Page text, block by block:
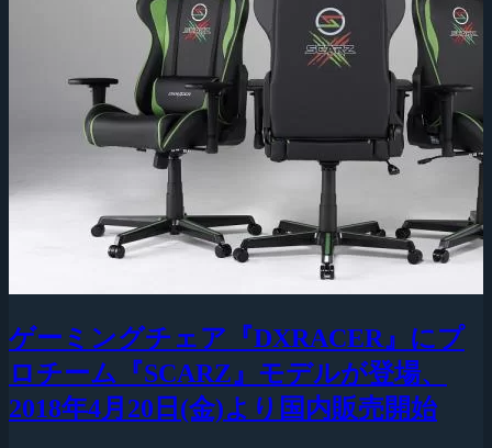
ゲーミングチェア『DXRACER』にプ
ロチーム『SCARZ』モデルが登場、
2018年4月20日(金)より国内販売開始